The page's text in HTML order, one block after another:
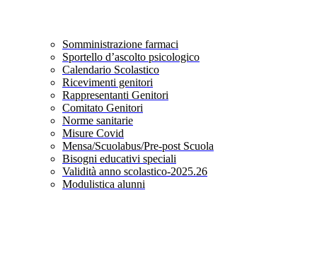
Somministrazione farmaci
Sportello d’ascolto psicologico
Calendario Scolastico
Ricevimenti genitori
Rappresentanti Genitori
Comitato Genitori
Norme sanitarie
Misure Covid
Mensa/Scuolabus/Pre-post Scuola
Bisogni educativi speciali
Validità anno scolastico-2025.26
Modulistica alunni